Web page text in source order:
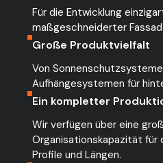
Für die Entwicklung
maßgeschneiderter
Große Produktvielfalt
Von
Aufhängesystemen für
Ein kompletter
Wir verfügen über eine
Organisationskapazität für
Profile und Längen.